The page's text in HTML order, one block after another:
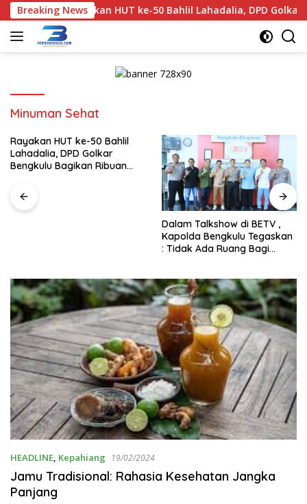
Langsung
ke
konten
Breaking News
Rayakan HUT ke-50 Bahlil Lahadalia, DPD Golkar
Minuman Sehat
Rayakan HUT ke-50 Bahlil
Lahadalia, DPD Golkar
Bengkulu Bagikan Ribuan
Puluhan Panti Asuhan
Dalam Talkshow di BETV ,
Kapolda Bengkulu Tegaskan
: Tidak Ada Ruang Bagi
HEADLINE, Kepahiang 19/02/2024
Jamu Tradisional: Rahasia Kesehatan Jangka
Panjang